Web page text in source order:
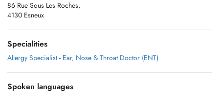
86 Rue Sous Les Roches,
4130 Esneux
Specialities
Allergy Specialist - Ear, Nose & Throat Doctor (ENT)
Spoken languages